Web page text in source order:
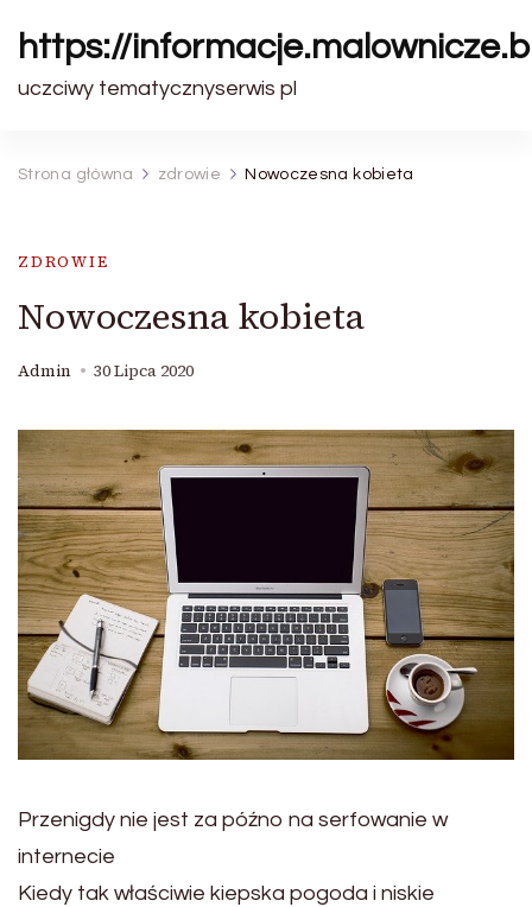
https://
uczciwy tematycznyserwis pl
Strona główna zdrowie Nowoczesna kobieta
ZDROWIE
Nowoczesna kobieta
Admin 30 Lipca 2020
Przenigdy nie jest za późno na serfowanie w
internecie
Kiedy tak właściwie kiepska pogoda i niskie